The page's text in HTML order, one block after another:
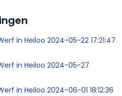
in Heiloo 2024-05-22 17:21:47
in Heiloo 2024-05-27
in Heiloo 2024-06-01 18:12:36